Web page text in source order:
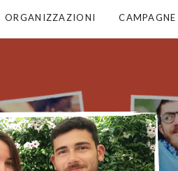
ORGANIZZAZIONI CAMPAGNE